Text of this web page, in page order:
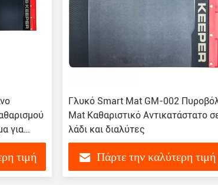
για
τιμή
Γλυκό Smart Mat GM-002
Mat Καθαριστικό Αντικατάστατο
λάδι και διαλύτες
Πάρτε την καλύτερη τιμή